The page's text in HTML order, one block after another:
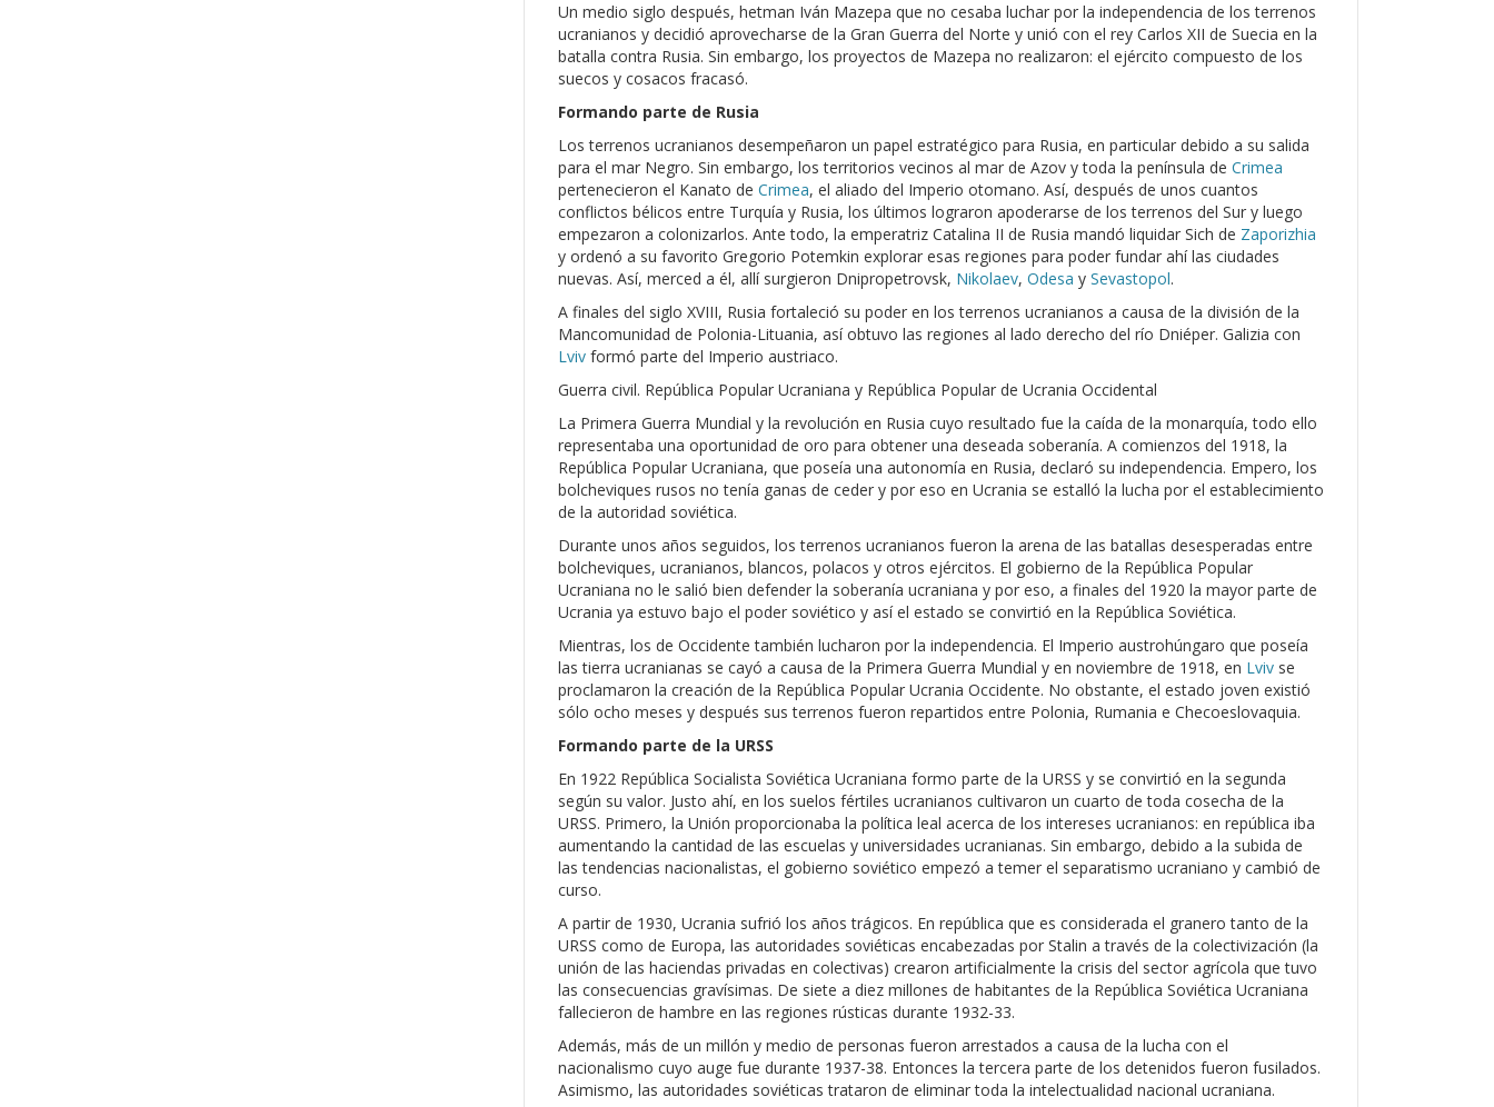
Un medio siglo después, hetman Iván Mazepa que no cesaba luchar por la independencia de los terrenos
ucranianos y decidió aprovecharse de la Gran Guerra del Norte y unió con el rey Carlos XII de Suecia en la
batalla contra Rusia. Sin embargo, los proyectos de Mazepa no realizaron: el ejército compuesto de los
suecos y cosacos fracasó.
Formando parte de Rusia
Los terrenos ucranianos desempeñaron un papel estratégico para Rusia, en particular debido a su salida
para el mar Negro. Sin embargo, los territorios vecinos al mar de Azov y toda la península de Crimea
pertenecieron el Kanato de Crimea, el aliado del Imperio otomano. Así, después de unos cuantos
conflictos bélicos entre Turquía y Rusia, los últimos lograron apoderarse de los terrenos del Sur y luego
empezaron a colonizarlos. Ante todo, la emperatriz Catalina II de Rusia mandó liquidar Sich de Zaporizhia
y ordenó a su favorito Gregorio Potemkin explorar esas regiones para poder fundar ahí las ciudades
nuevas. Así, merced a él, allí surgieron Dnipropetrovsk, Nikolaev, Odesa y Sevastopol.
A finales del siglo XVIII, Rusia fortaleció su poder en los terrenos ucranianos a causa de la división de la
Mancomunidad de Polonia-Lituania, así obtuvo las regiones al lado derecho del río Dniéper. Galizia con
Lviv formó parte del Imperio austriaco.
Guerra civil. República Popular Ucraniana y República Popular de Ucrania Occidental
La Primera Guerra Mundial y la revolución en Rusia cuyo resultado fue la caída de la monarquía, todo ello
representaba una oportunidad de oro para obtener una deseada soberanía. A comienzos del 1918, la
República Popular Ucraniana, que poseía una autonomía en Rusia, declaró su independencia. Empero, los
bolcheviques rusos no tenía ganas de ceder y por eso en Ucrania se estalló la lucha por el establecimiento
de la autoridad soviética.
Durante unos años seguidos, los terrenos ucranianos fueron la arena de las batallas desesperadas entre
bolcheviques, ucranianos, blancos, polacos y otros ejércitos. El gobierno de la República Popular
Ucraniana no le salió bien defender la soberanía ucraniana y por eso, a finales del 1920 la mayor parte de
Ucrania ya estuvo bajo el poder soviético y así el estado se convirtió en la República Soviética.
Mientras, los de Occidente también lucharon por la independencia. El Imperio austrohúngaro que poseía
las tierra ucranianas se cayó a causa de la Primera Guerra Mundial y en noviembre de 1918, en Lviv se
proclamaron la creación de la República Popular Ucrania Occidente. No obstante, el estado joven existió
sólo ocho meses y después sus terrenos fueron repartidos entre Polonia, Rumania e Checoeslovaquia.
Formando parte de la URSS
En 1922 República Socialista Soviética Ucraniana formo parte de la URSS y se convirtió en la segunda
según su valor. Justo ahí, en los suelos fértiles ucranianos cultivaron un cuarto de toda cosecha de la
URSS. Primero, la Unión proporcionaba la política leal acerca de los intereses ucranianos: en república iba
aumentando la cantidad de las escuelas y universidades ucranianas. Sin embargo, debido a la subida de
las tendencias nacionalistas, el gobierno soviético empezó a temer el separatismo ucraniano y cambió de
curso.
A partir de 1930, Ucrania sufrió los años trágicos. En república que es considerada el granero tanto de la
URSS como de Europa, las autoridades soviéticas encabezadas por Stalin a través de la colectivización (la
unión de las haciendas privadas en colectivas) crearon artificialmente la crisis del sector agrícola que tuvo
las consecuencias gravísimas. De siete a diez millones de habitantes de la República Soviética Ucraniana
fallecieron de hambre en las regiones rústicas durante 1932-33.
Además, más de un millón y medio de personas fueron arrestados a causa de la lucha con el
nacionalismo cuyo auge fue durante 1937-38. Entonces la tercera parte de los detenidos fueron fusilados.
Asimismo, las autoridades soviéticas trataron de eliminar toda la intelectualidad nacional ucraniana.